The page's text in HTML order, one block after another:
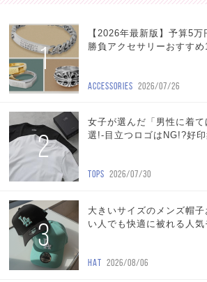
1
【2026年最新版】予算5
勝負アクセサリーおすすめ
ACCESSORIES 2026/07/26
2
女子が選んだ「男性に着
選!-目立つロゴはNG!?好
TOPS 2026/07/30
3
大きいサイズのメンズ帽
い人でも快適に被れる人気
HAT 2026/08/06